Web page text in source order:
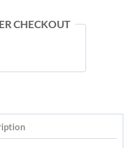
CHECKOUT